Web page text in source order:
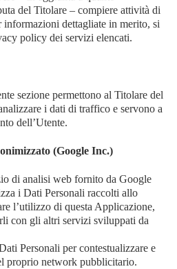
del Titolare – compiere attività di
informazioni dettagliate in merito, si
policy dei servizi elencati.
sezione permettono al Titolare del
i dati di traffico e servono a
dell’Utente.
(Google Inc.)
di analisi web fornito da Google
i Dati Personali raccolti allo
l’utilizzo di questa Applicazione,
con gli altri servizi sviluppati da
Personali per contestualizzare e
proprio network pubblicitario.